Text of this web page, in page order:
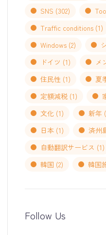
SNS (302)
Traffic conditions (1)
Windows (2)
ドイツ (1) メ
住民性 (1) 夏
定額減税 (1)
文化 (1) 新年
日本 (1) 済州
自動翻訳サービス (1)
韓国 (2) 韓国
Follow Us